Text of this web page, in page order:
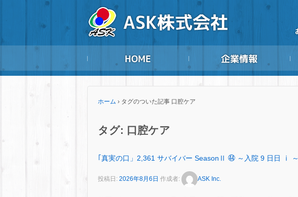
ホーム › タグのついた記事 口腔ケア
タグ: 口腔ケア
｢真実の口」2,361 サバイバー SeasonⅡ ㊹ ～入院 9 日日 ⅰ ～
投稿日: 2026年8月6日 作成者: ASK Inc.